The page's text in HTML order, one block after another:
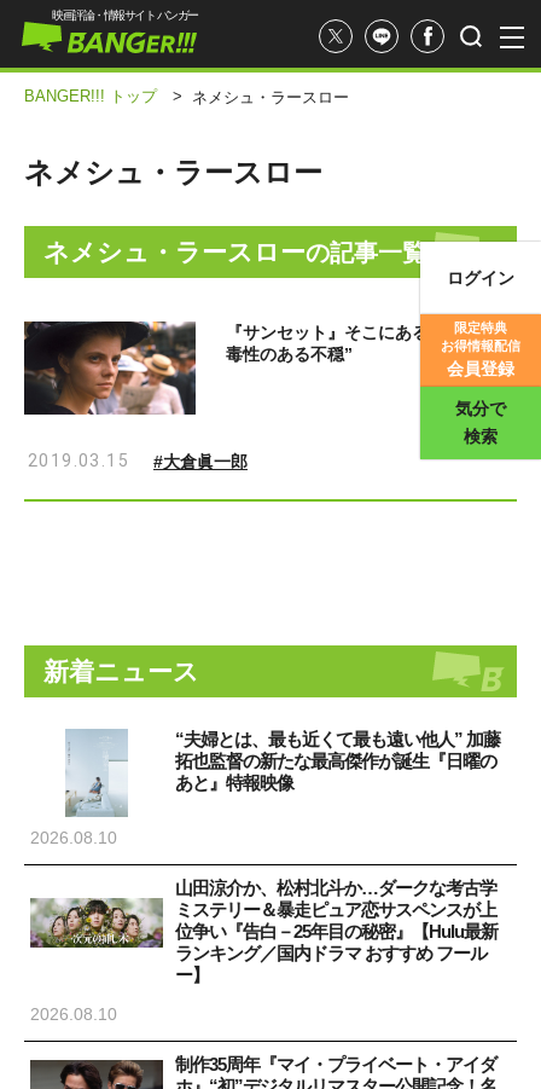
映画評価
映画評論・情報サイト バンガー
ログイン
限定特典
お得情報配信
会員登録
気分で
検索
BANGER!!! トップ > ネメシュ・ラースロー
ネメシュ・ラースロー
ネメシュ・ラースローの記事一覧
『サンセット』そこにあるのは、“中
毒性のある不穏”
2019.03.15 #大倉眞一郎
新着ニュース
“夫婦とは、最も近くて最も遠い他人” 加藤
拓也監督の新たな最高傑作が誕生『日曜の
あと』特報映像
2026.08.10
山田涼介か、松村北斗か…ダークな考古学
ミステリー＆暴走ピュア恋サスペンスが上
位争い『告白－25年目の秘密』【Hulu最新
ランキング／国内ドラマ おすすめ フール
ー】
2026.08.10
制作35周年『マイ・プライベート・アイダ